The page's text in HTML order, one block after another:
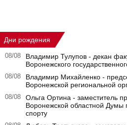
Дни рождения
08/08
Владимир Тулупов - декан
Воронежского
08/08
Владимир Михайленко -
Воронежской региональной
08/08
Ольга Ортина - заместитель
Воронежской областной Думы
спорту